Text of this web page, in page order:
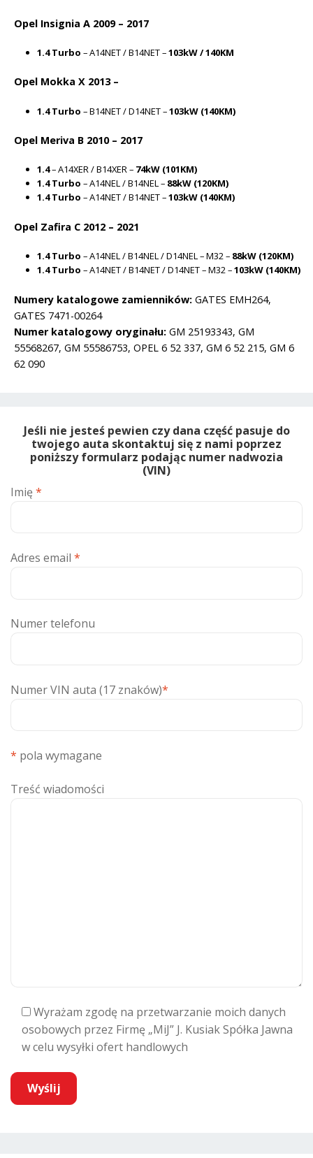
Opel Insignia A 2009 – 2017
1.4 Turbo – A14NET / B14NET –103kW / 140KM
Opel Mokka X 2013 –
1.4 Turbo – B14NET / D14NET –103kW (140KM)
Opel Meriva B 2010 – 2017
1.4– A14XER / B14XER – 74kW (101KM)
1.4 Turbo – A14NEL / B14NEL – 88kW (120KM)
1.4 Turbo – A14NET / B14NET –103kW (140KM)
Opel Zafira C 2012 – 2021
1.4 Turbo – A14NEL / B14NEL / D14NEL – M32 – 88kW (120KM)
1.4 Turbo – A14NET / B14NET / D14NET – M32 –103kW (140KM)
Numery katalogowe zamienników: GATES EMH264,
GATES 7471-00264
Numer katalogowy oryginału: GM 25193343, GM
55568267, GM 55586753, OPEL 6 52 337, GM 6 52 215, GM 6
62 090
Jeśli nie jesteś pewien czy dana część pasuje do
twojego auta skontaktuj się z nami poprzez
poniższy formularz podając numer nadwozia
(VIN)
Imię *
Adres email *
Numer telefonu
Numer VIN auta (17 znaków)*
* pola wymagane
Treść wiadomości
Wyrażam zgodę na przetwarzanie moich danych
osobowych przez Firmę „MiJ” J. Kusiak Spółka Jawna
w celu wysyłki ofert handlowych